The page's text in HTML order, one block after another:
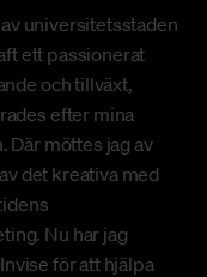
universitetsstaden
ett passionerat
och tillväxt,
efter mina
Där möttes jag av
det kreativa med
Nu har jag
för att hjälpa